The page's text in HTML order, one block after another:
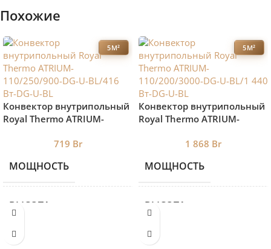
Похожие
5М²
Конвектор внутрипольный
Royal Thermo ATRIUM-
719 Br
МОЩНОСТЬ 416
ВЫСОТА 140
5М²
Конвектор внутрипольный
Royal Thermo ATRIUM-
Вт-DG-U-BL1 868 Br
МОЩНОСТЬ
ВЫСОТА